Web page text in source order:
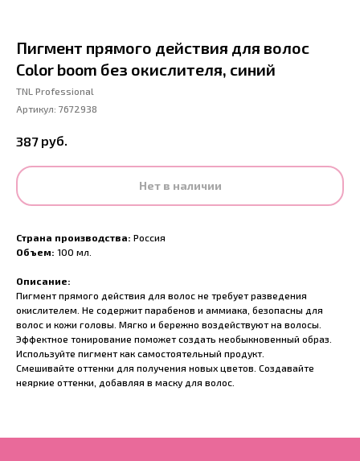
Пигмент прямого действия для волос
Color boom без окислителя, синий
TNL Professional
Артикул: 7672938
387 руб.
Нет в наличии
Страна производства: Россия
Объем: 100 мл.
Описание:
Пигмент прямого действия для волос не требует разведения
окислителем. Не содержит парабенов и аммиака, безопасны для
волос и кожи головы. Мягко и бережно воздействуют на волосы.
Эффектное тонирование поможет создать необыкновенный образ.
Используйте пигмент как самостоятельный продукт.
Смешивайте оттенки для получения новых цветов. Создавайте
неяркие оттенки, добавляя в маску для волос.